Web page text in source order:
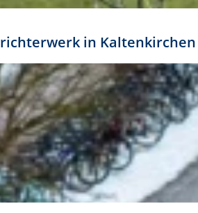
in Kaltenkirchen